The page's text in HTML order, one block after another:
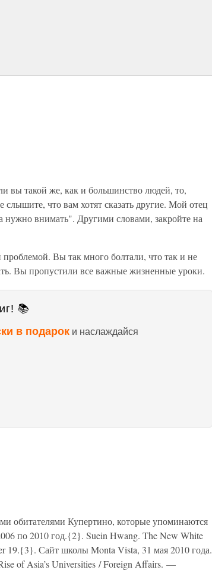
вы такой же, как и большинство людей, то,
слышите, что вам хотят сказать другие. Мой отец
внимать". Другими словами, закройте на
Вы так много болтали, что так и не
Вы пропустили все важные жизненные уроки.
📚
в подарок и наслаждайся
обитателями Купертино, которые упоминаются
по 2010 год.{2}. Suein Hwang. The New White
19.{3}. Сайт школы Monta Vista, 31 мая 2010 года.
of Asia’s Universities / Foreign Affairs. —